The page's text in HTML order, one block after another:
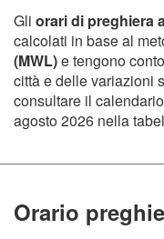
Gli orari di preghiera
calcolati in base al
(MWL)e tengono
città e delle variazioni
consultare il
agosto 2026 nella
Orario